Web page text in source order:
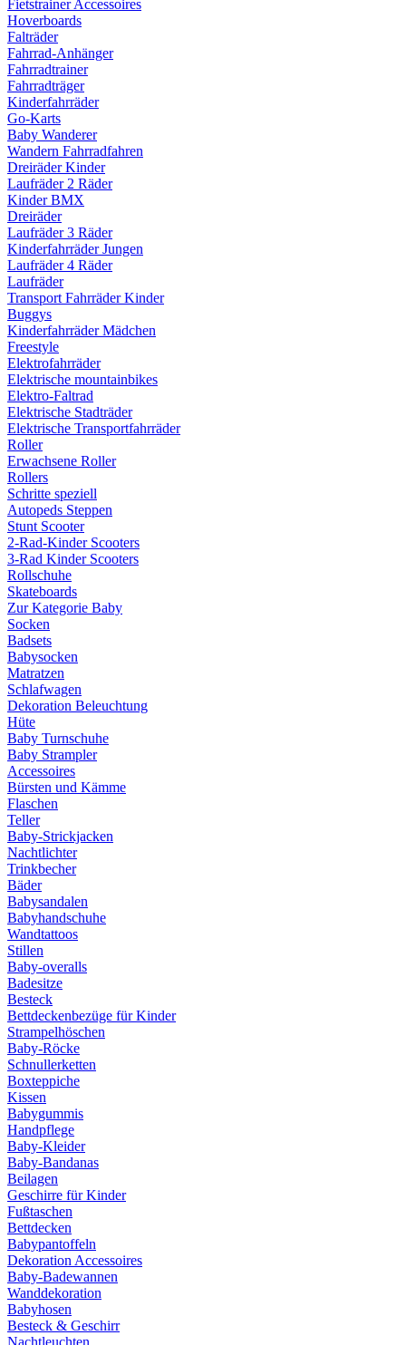
Fietstrainer Accessoires
Hoverboards
Falträder
Fahrrad-Anhänger
Fahrradtrainer
Fahrradträger
Kinderfahrräder
Go-Karts
Baby Wanderer
Wandern Fahrradfahren
Dreiräder Kinder
Laufräder 2 Räder
Kinder BMX
Dreiräder
Laufräder 3 Räder
Kinderfahrräder Jungen
Laufräder 4 Räder
Laufräder
Transport Fahrräder Kinder
Buggys
Kinderfahrräder Mädchen
Freestyle
Elektrofahrräder
Elektrische mountainbikes
Elektro-Faltrad
Elektrische Stadträder
Elektrische Transportfahrräder
Roller
Erwachsene Roller
Rollers
Schritte speziell
Autopeds Steppen
Stunt Scooter
2-Rad-Kinder Scooters
3-Rad Kinder Scooters
Rollschuhe
Skateboards
Zur Kategorie Baby
Socken
Badsets
Babysocken
Matratzen
Schlafwagen
Dekoration Beleuchtung
Hüte
Baby Turnschuhe
Baby Strampler
Accessoires
Bürsten und Kämme
Flaschen
Teller
Baby-Strickjacken
Nachtlichter
Trinkbecher
Bäder
Babysandalen
Babyhandschuhe
Wandtattoos
Stillen
Baby-overalls
Badesitze
Besteck
Bettdeckenbezüge für Kinder
Strampelhöschen
Baby-Röcke
Schnullerketten
Boxteppiche
Kissen
Babygummis
Handpflege
Baby-Kleider
Baby-Bandanas
Beilagen
Geschirre für Kinder
Fußtaschen
Bettdecken
Babypantoffeln
Dekoration Accessoires
Baby-Badewannen
Wanddekoration
Babyhosen
Besteck & Geschirr
Nachtleuchten